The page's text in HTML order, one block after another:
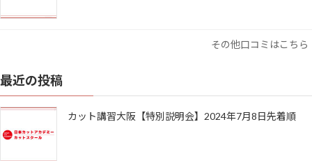
その他口コミはこちら
最近の投稿
カット講習大阪【特別説明会】2024年7月8日先着順